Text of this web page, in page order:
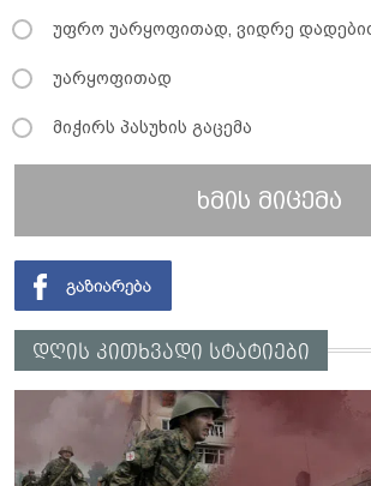
უფრო უარყოფითად, ვიდრე
უარყოფითად
მიჭირს პასუხის გაცემა
ხმის მიცემა
დღის კითხვადი სტატიები